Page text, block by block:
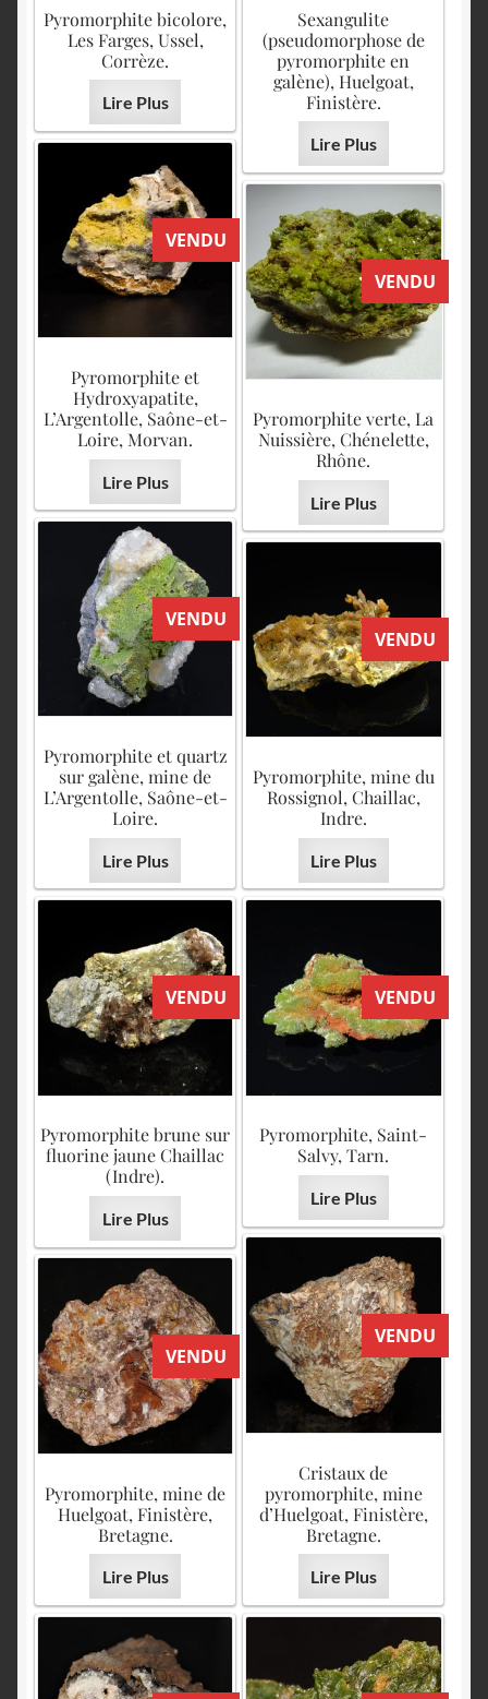
Pyromorphite bicolore,
Les Farges, Ussel,
Corrèze.
Lire Plus
Sexangulite
(pseudomorphose de
pyromorphite en
galène), Huelgoat,
Finistère.
Lire Plus
VENDU
Pyromorphite et
Hydroxyapatite,
L’Argentolle, Saône-et-
Loire, Morvan.
Lire Plus
VENDU
Pyromorphite verte, La
Nuissière, Chénelette,
Rhône.
Lire Plus
VENDU
Pyromorphite et quartz
sur galène, mine de
L’Argentolle, Saône-et-
Loire.
Lire Plus
VENDU
Pyromorphite, mine du
Rossignol, Chaillac,
Indre.
Lire Plus
VENDU
Pyromorphite brune sur
fluorine jaune Chaillac
(Indre).
Lire Plus
VENDU
Pyromorphite, Saint-
Salvy, Tarn.
Lire Plus
VENDU
Cristaux de
pyromorphite, mine
d’Huelgoat, Finistère,
Bretagne.
Lire Plus
VENDU
Pyromorphite, mine de
Huelgoat, Finistère,
Bretagne.
Lire Plus